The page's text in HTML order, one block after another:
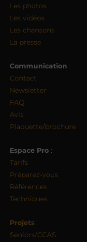
Les photos
Les vidéos
Les chansons
La presse
Communication :
Contact
Newsletter
FAQ
Avis
Plaquette/brochure
Espace Pro :
Tarifs
Préparez-vous
Références
Techniques
Projets :
Seniors/CCAS